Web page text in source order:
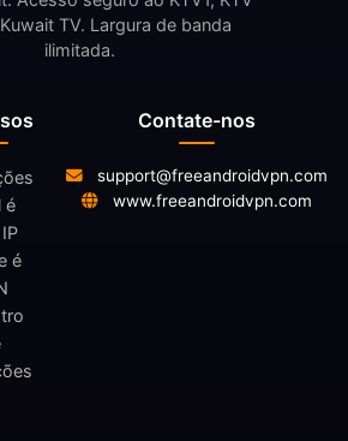
é
é
TV. Largura de banda
ilimitada.
Contate-nos
support@freeandroidvpn.com
www.freeandroidvpn.com